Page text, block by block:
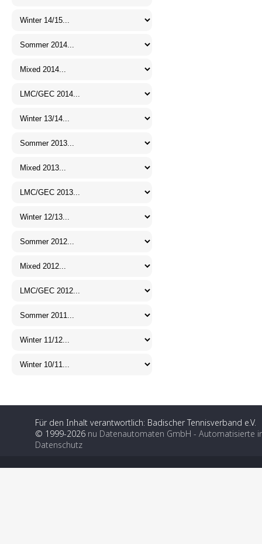
Für den Inhalt verantwortlich: Badischer Tennisverband e.V.
© 1999-2026 nu Datenautomaten GmbH - Automatisierte
Datenschutz